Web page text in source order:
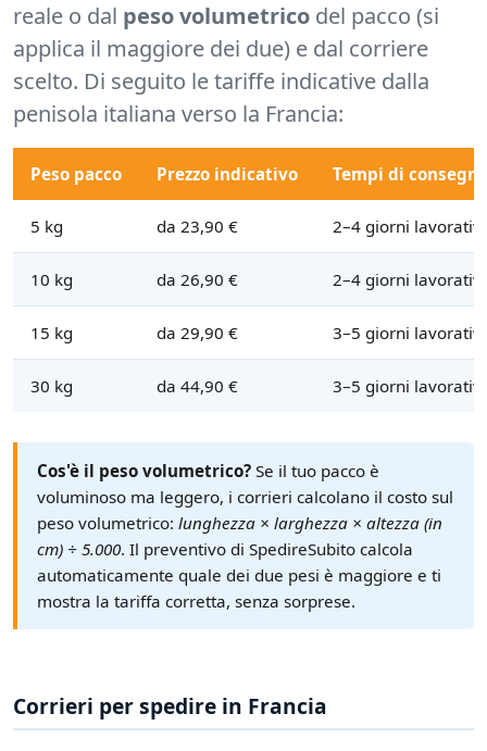
reale o dal peso volumetrico del pacco (si
applica il maggiore dei due) e dal corriere
scelto. Di seguito le tariffe indicative dalla
penisola italiana verso la Francia:
Peso pacco Prezzo indicativo Tempi di consegna
5 kg da 23,90 € 2–4 giorni lavorativi
10 kg da 26,90 € 2–4 giorni lavorativi
15 kg da 29,90 € 3–5 giorni lavorativi
30 kg da 44,90 € 3–5 giorni lavorativi
Cos'è il peso volumetrico? Se il tuo pacco è
voluminoso ma leggero, i corrieri calcolano il costo sul
peso volumetrico: lunghezza × larghezza × altezza (in
cm) ÷ 5.000. Il preventivo di SpedireSubito calcola
automaticamente quale dei due pesi è maggiore e ti
mostra la tariffa corretta, senza sorprese.
Corrieri per spedire in Francia